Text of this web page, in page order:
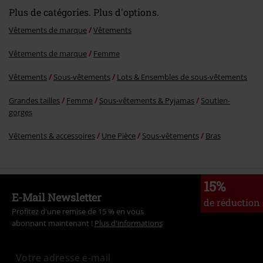
Plus de catégories. Plus d'options.
Vêtements de marque Vêtements
Vêtements de marque Femme
Vêtements Sous-vêtements Lots & Ensembles de sous-vêtements
Grandes tailles Femme Sous-vêtements & Pyjamas
Soutien-
gorges
Vêtements & accessoires Une Pièce Sous-vêtements Bras
15%
de réduction
E-Mail Newsletter
Profitez d'une remise de 15 % en vous
abonnant maintenant ! Plus d'informations